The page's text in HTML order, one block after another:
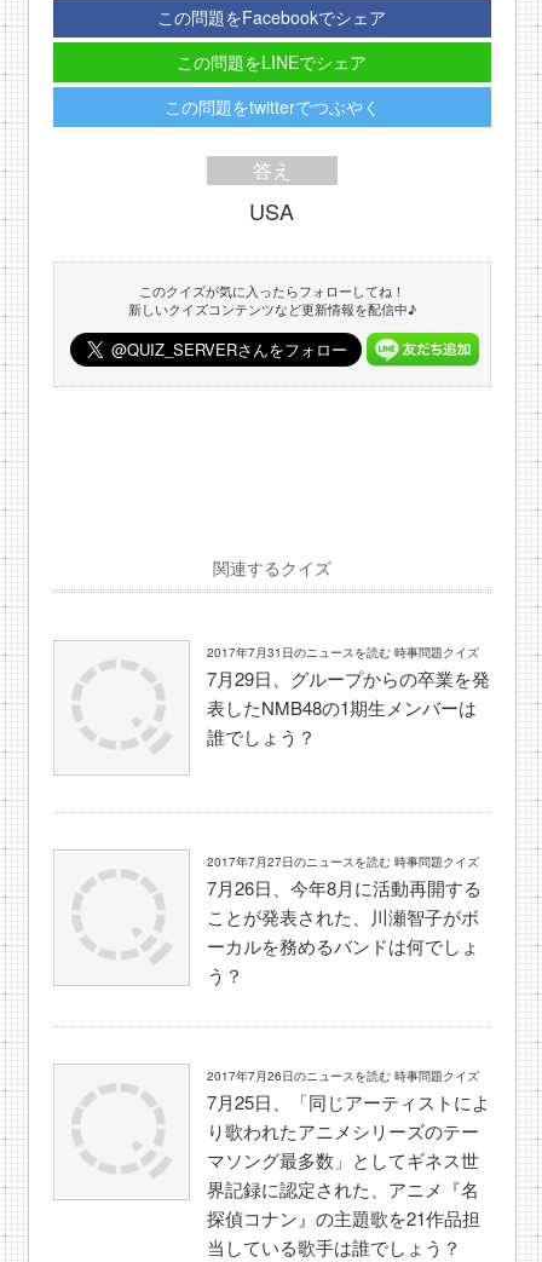
この問題をFacebookでシェア
この問題をLINEでシェア
この問題をtwitterでつぶやく
答え
USA
このクイズが気に入ったらフォローしてね！
新しいクイズコンテンツなど更新情報を配信中♪
関連するクイズ
2017年7月31日のニュースを読む 時事問題クイズ
7月29日、グループからの卒業を発
表したNMB48の1期生メンバーは
誰でしょう？
2017年7月27日のニュースを読む 時事問題クイズ
7月26日、今年8月に活動再開する
ことが発表された、川瀬智子がボ
ーカルを務めるバンドは何でしょ
う？
2017年7月26日のニュースを読む 時事問題クイズ
7月25日、「同じアーティストによ
り歌われたアニメシリーズのテー
マソング最多数」としてギネス世
界記録に認定された、アニメ『名
探偵コナン』の主題歌を21作品担
当している歌手は誰でしょう？